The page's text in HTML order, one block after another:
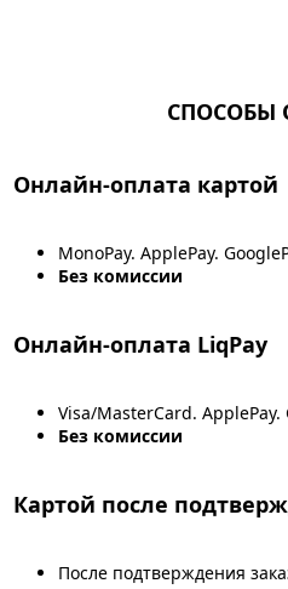
СПОСОБЫ
Онлайн-оплата картой
MonoPay. ApplePay.
Без комиссии
Онлайн-оплата LiqPay
Visa/MasterCard. ApplePay.
Без комиссии
Картой после
После подтверждения